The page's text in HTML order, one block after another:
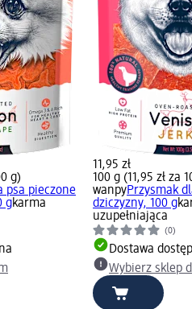
g)
psa pieczone
gkarma
11,95 zł
100 g (11,95 zł za
wanpyPrzysmak
dziczyzny, 100 g
uzupełniająca
(0)
Dostawa
Wybierz sklep